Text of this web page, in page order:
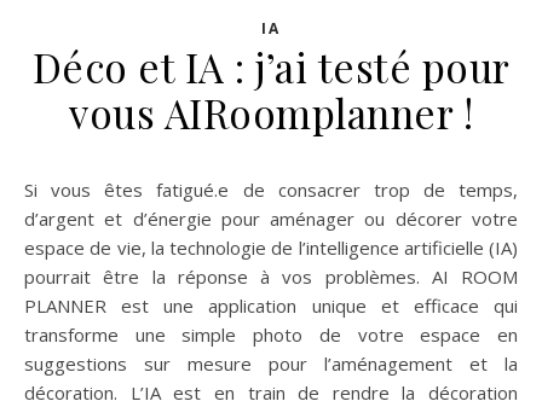
IA
Déco et IA : j’ai testé pour
vous AIRoomplanner !
Si vous êtes fatigué.e de consacrer trop de temps,
d’argent et d’énergie pour aménager ou décorer votre
espace de vie, la technologie de l’intelligence artificielle (IA)
pourrait être la réponse à vos problèmes. AI ROOM
PLANNER est une application unique et efficace qui
transforme une simple photo de votre espace en
suggestions sur mesure pour l’aménagement et la
décoration. L’IA est en train de rendre la décoration